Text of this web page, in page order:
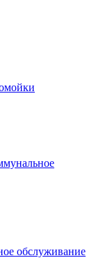
обслуживание